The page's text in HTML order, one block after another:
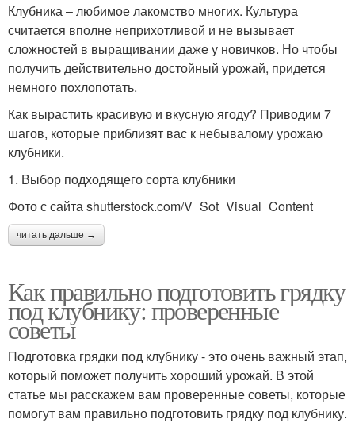
Клубника – любимое лакомство многих. Культура
считается вполне неприхотливой и не вызывает
сложностей в выращивании даже у новичков. Но чтобы
получить действительно достойный урожай, придется
немного похлопотать.
Как вырастить красивую и вкусную ягоду? Приводим 7
шагов, которые приблизят вас к небывалому урожаю
клубники.
1. Выбор подходящего сорта клубники
Фото с сайта shutterstock.com/V_Sot_Visual_Content
читать дальше →
Как правильно подготовить грядку
под клубнику: проверенные
советы
Подготовка грядки под клубнику - это очень важный этап,
который поможет получить хороший урожай. В этой
статье мы расскажем вам проверенные советы, которые
помогут вам правильно подготовить грядку под клубнику.